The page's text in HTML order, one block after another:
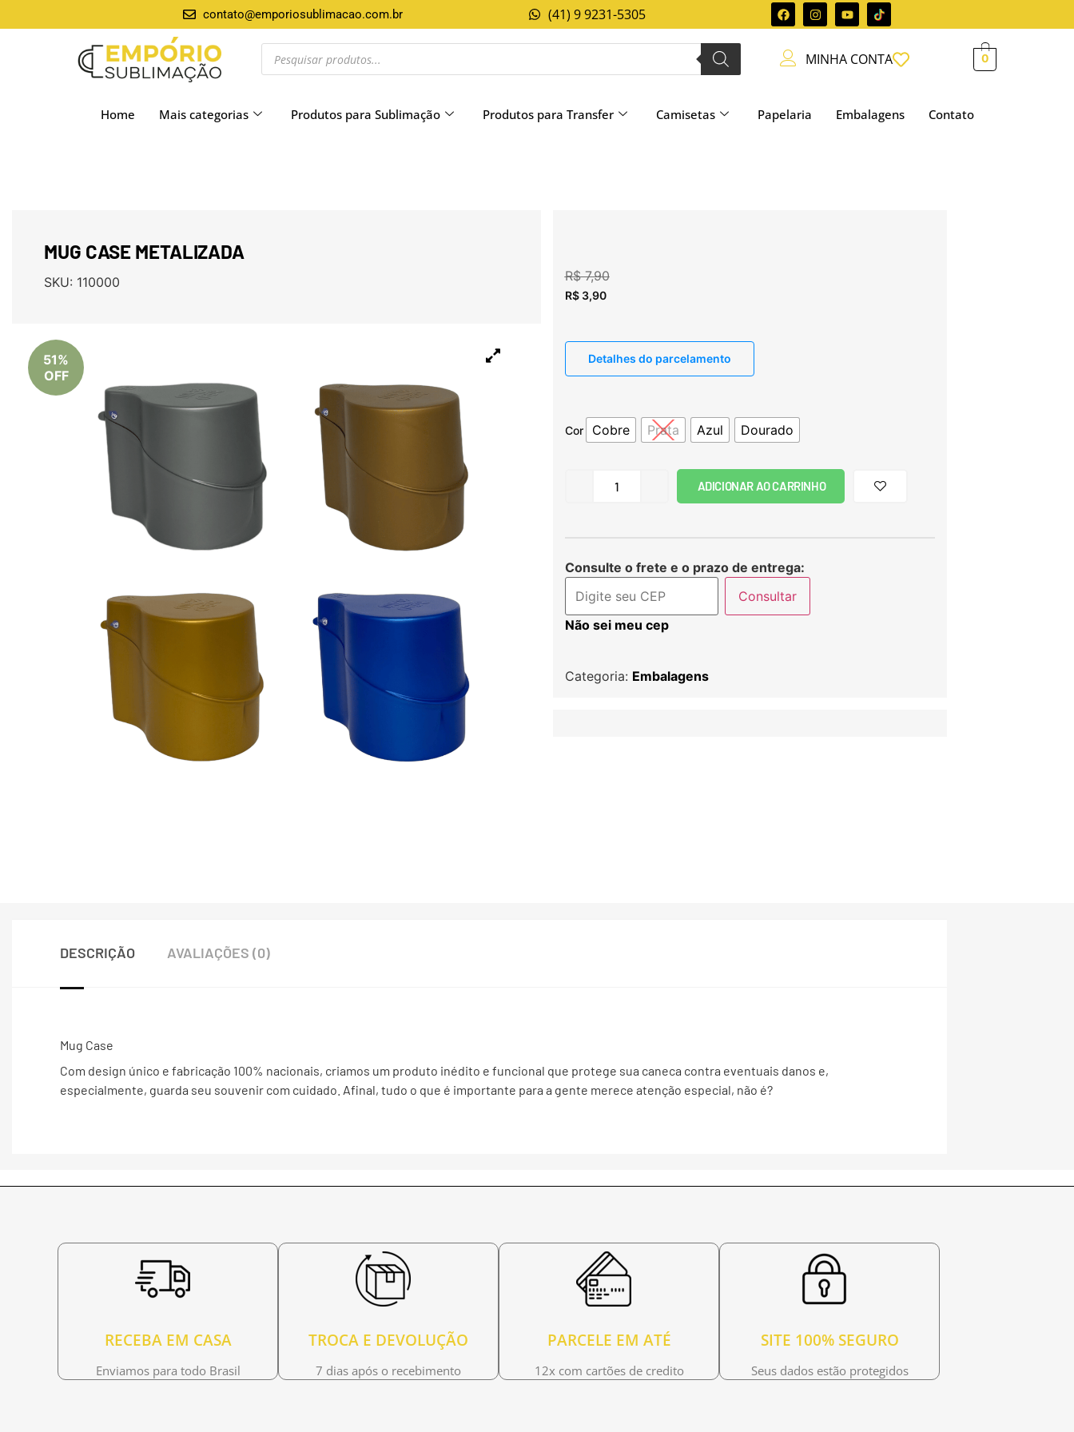
contato@emporiosublimacao.com.br (41) 9 9231-5305
MINHA CONTA 0
Home Mais categorias Produtos para Sublimação Produtos para Transfer Camisetas Papelaria Embalagens Contato
MUG CASE METALIZADA
SKU: 110000
51%
OFF
R$7,90
R$3,90
Detalhes do parcelamento
Cor Cobre Prata Azul Dourado
ADICIONAR AO CARRINHO
Consulte o frete e o prazo de entrega:
Consultar
Não sei meu cep
Categoria: Embalagens
DESCRIÇÃO AVALIAÇÕES (0)
Mug Case
Com design único e fabricação 100% nacionais, criamos um produto inédito e funcional que protege sua caneca contra eventuais danos e,
especialmente, guarda seu souvenir com cuidado. Afinal, tudo o que é importante para a gente merece atenção especial, não é?
RECEBA EM CASA
Enviamos para todo Brasil
TROCA E DEVOLUÇÃO
7 dias após o recebimento
PARCELE EM ATÉ
12x com cartões de credito
SITE 100% SEGURO
Seus dados estão protegidos